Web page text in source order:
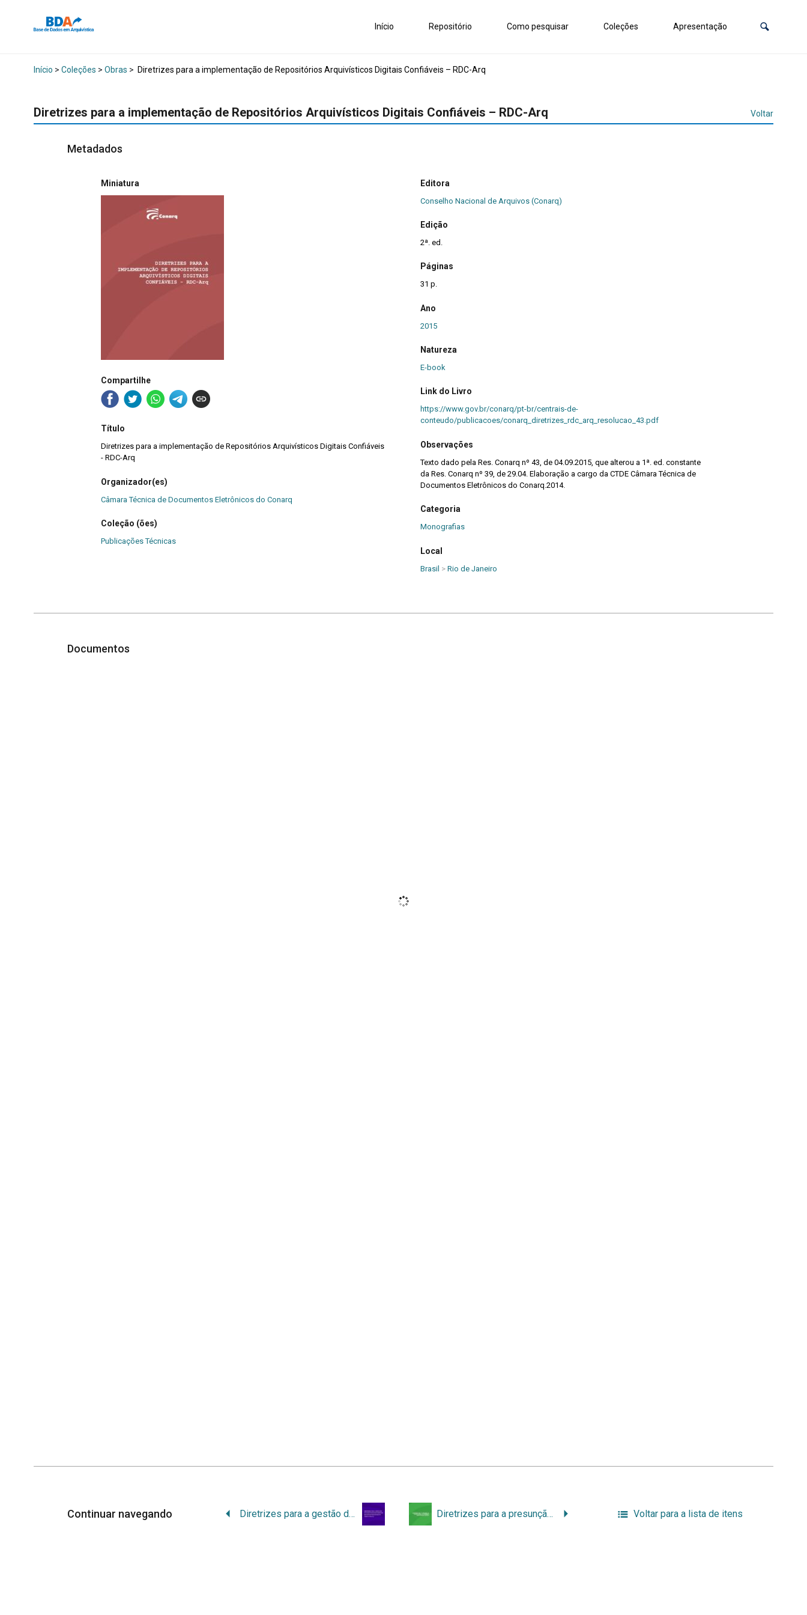
Início Repositório Como pesquisar Coleções Apresentação
Início > Coleções > Obras > Diretrizes para a implementação de Repositórios Arquivísticos Digitais Confiáveis – RDC-Arq
Diretrizes para a implementação de Repositórios Arquivísticos Digitais Confiáveis – RDC-Arq Voltar
Metadados
Miniatura
Compartilhe
Título
Diretrizes para a implementação de Repositórios Arquivísticos Digitais Confiáveis
- RDC-Arq
Organizador(es)
Câmara Técnica de Documentos Eletrônicos do Conarq
Coleção (ões)
Publicações Técnicas
Editora
Conselho Nacional de Arquivos (Conarq)
Edição
2ª. ed.
Páginas
31 p.
Ano
2015
Natureza
E-book
Link do Livro
https://www.gov.br/conarq/pt-br/centrais-de-
conteudo/publicacoes/conarq_diretrizes_rdc_arq_resolucao_43.pdf
Observações
Texto dado pela Res. Conarq nº 43, de 04.09.2015, que alterou a 1ª. ed. constante
da Res. Conarq nº 39, de 29.04. Elaboração a cargo da CTDE Câmara Técnica de
Documentos Eletrônicos do Conarq.2014.
Categoria
Monografias
Local
Brasil > Rio de Janeiro
Documentos
Continuar navegando Diretrizes para a gestão de documentos musicográficos em conjuntos musicais do âmbito público Diretrizes para a presunção de autenticidade de documentos arquivísticos digitais Voltar para a lista de itens